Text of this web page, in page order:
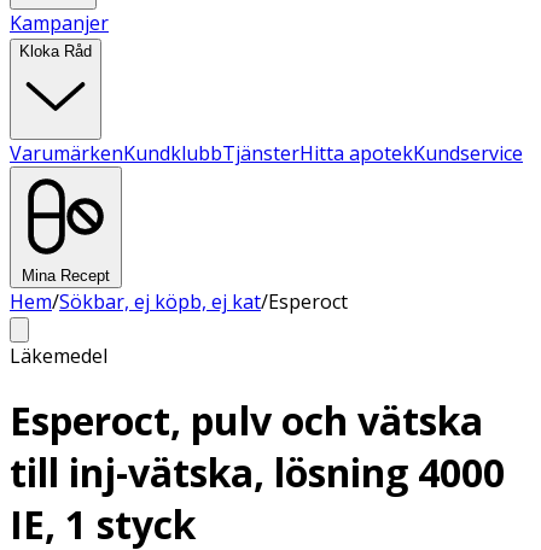
Kampanjer
Kloka Råd
VarumärkenKundklubbTjänsterHitta apotekKundservice
Mina Recept
Hem/Sökbar, ej köpb, ej kat/Esperoct
Läkemedel
Esperoct, pulv och vätska
till inj-vätska, lösning 4000
IE, 1 styck